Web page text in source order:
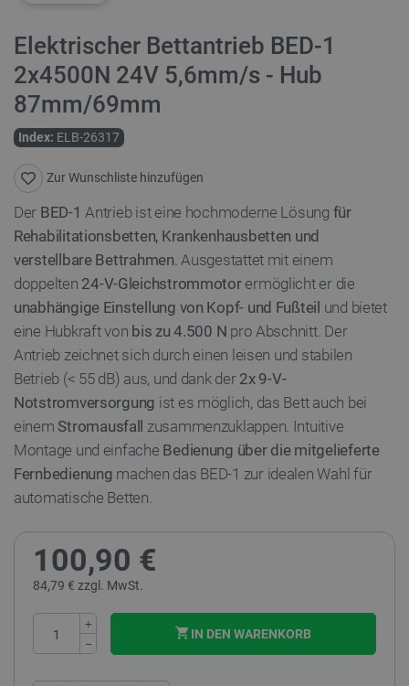
Elektrischer Bettantrieb BED-1
2x4500N 24V 5,6mm/s - Hub
87mm/69mm
Index: ELB-26317
Zur Wunschliste hinzufügen
Der BED-1 Antrieb ist eine hochmoderne Lösung für
Rehabilitationsbetten, Krankenhausbetten und
verstellbare Bettrahmen. Ausgestattet mit einem
doppelten 24-V-Gleichstrommotorermöglicht er die
unabhängige Einstellung von Kopf- und Fußteil und bietet
eine Hubkraft von bis zu 4.500 N pro Abschnitt. Der
Antrieb zeichnet sich durch einen leisen und stabilen
Betrieb (< 55 dB) aus, und dank der 2x 9-V-
Notstromversorgung ist es möglich, das Bett auch bei
einem Stromausfall zusammenzuklappen. Intuitive
Montage und einfache Bedienung über die mitgelieferte
Fernbedienung machen das BED-1 zur idealen Wahl für
automatische Betten.
100,90 €
84,79 € zzgl. MwSt.
+
−
IN DEN WARENKORB